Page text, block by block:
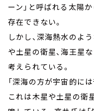
ーン」と呼ばれる太陽
存在できない。
しかし、深海熱水のよ
や土星の衛星、海王星
考えられている。
「深海の方が宇宙的に
これは木星や土星の衛